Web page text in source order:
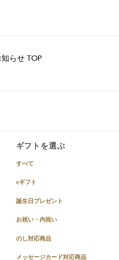
らせ TOP
ギフトを選ぶ
すべて
eギフト
誕生日プレゼント
お祝い・内祝い
のし対応商品
メッセージカード対応商品